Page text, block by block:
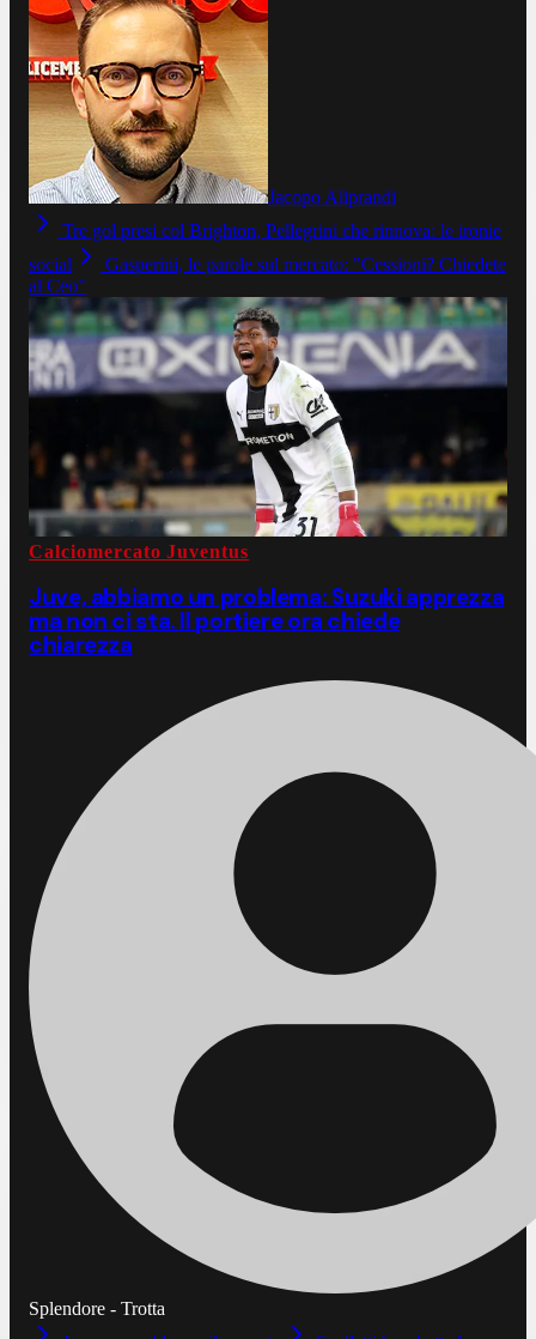
Jacopo Aliprandi
Tre gol presi col Brighton, Pellegrini che rinnova: le ironie
social
Gasperini, le parole sul mercato: "Cessioni? Chiedete
al Ceo"
Calciomercato Juventus
Juve, abbiamo un problema: Suzuki apprezza
ma non ci sta. Il portiere ora chiede
chiarezza
Splendore - Trotta